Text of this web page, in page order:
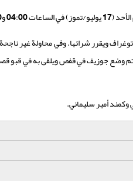
ويقرر شرائها. وفي محاولة غير
وضع جوزيف في قفص ويلقى به في قبو
وكمند أمير سليماني.